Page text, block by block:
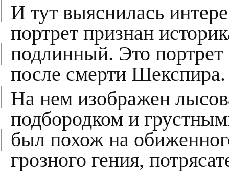
И тут выяснилась
портрет признан
подлинный. Это
после смерти Шекспира.
На нем изображен
подбородком и
был похож на
грозного гения,